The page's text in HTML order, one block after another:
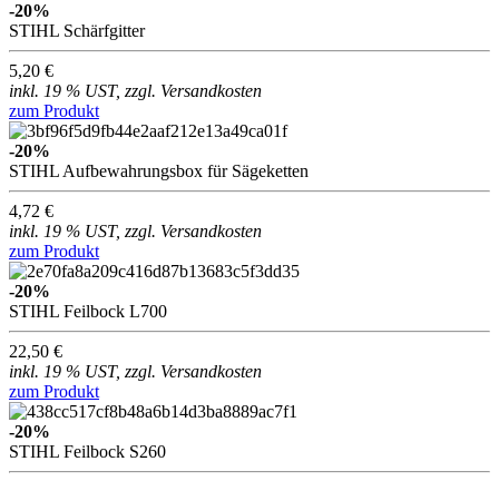
-20%
STIHL Schärfgitter
5,20 €
inkl. 19 % UST, zzgl. Versandkosten
zum Produkt
-20%
STIHL Aufbewahrungsbox für Sägeketten
4,72 €
inkl. 19 % UST, zzgl. Versandkosten
zum Produkt
-20%
STIHL Feilbock L700
22,50 €
inkl. 19 % UST, zzgl. Versandkosten
zum Produkt
-20%
STIHL Feilbock S260